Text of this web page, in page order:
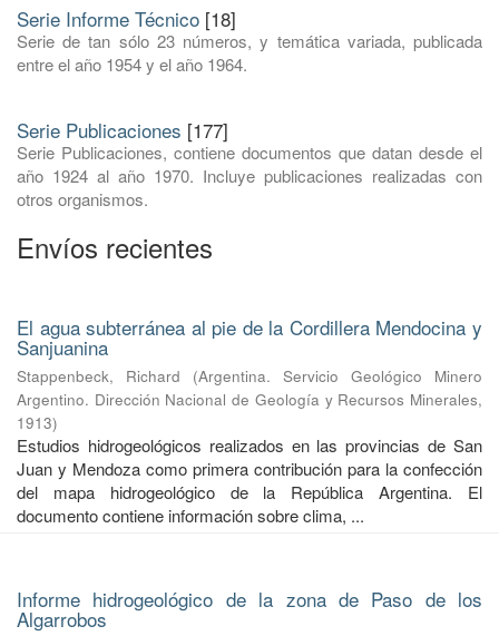
Serie Informe Técnico [18]
Serie de tan sólo 23 números, y temática variada, publicada
entre el año 1954 y el año 1964.
Serie Publicaciones [177]
Serie Publicaciones, contiene documentos que datan desde el
año 1924 al año 1970. Incluye publicaciones realizadas con
otros organismos.
Envíos recientes
El agua subterránea al pie de la Cordillera Mendocina y
Sanjuanina
Stappenbeck, Richard (Argentina. Servicio Geológico Minero
Argentino. Dirección Nacional de Geología y Recursos Minerales,
1913)
Estudios hidrogeológicos realizados en las provincias de San
Juan y Mendoza como primera contribución para la confección
del mapa hidrogeológico de la República Argentina. El
documento contiene información sobre clima, ...
Informe hidrogeológico de la zona de Paso de los
Algarrobos